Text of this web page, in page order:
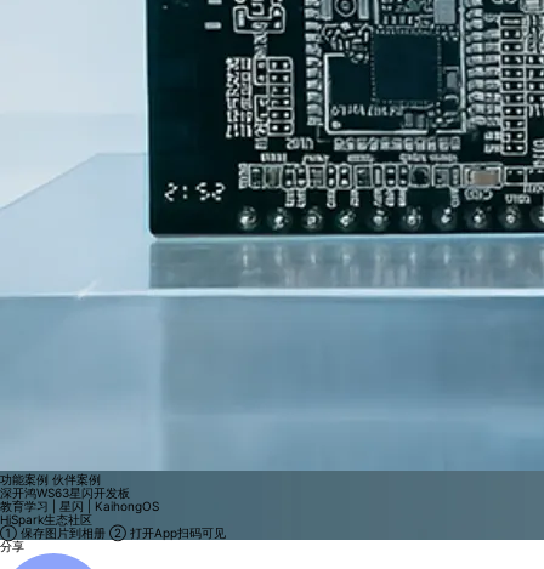
功能案例 伙伴案例
深开鸿WS63星闪开发板
教育学习 | 星闪 | KaihongOS
HiSpark生态社区
① 保存图片到相册 ② 打开App扫码可见
分享